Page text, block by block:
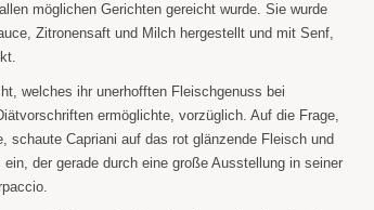
möglichen Gerichten gereicht wurde. Sie wurde
Zitronensaft und Milch hergestellt und mit Senf,
welches ihr unerhofften Fleischgenuss bei
ermöglichte, vorzüglich. Auf die Frage,
schaute Capriani auf das rot glänzende Fleisch und
der gerade durch eine große Ausstellung in seiner